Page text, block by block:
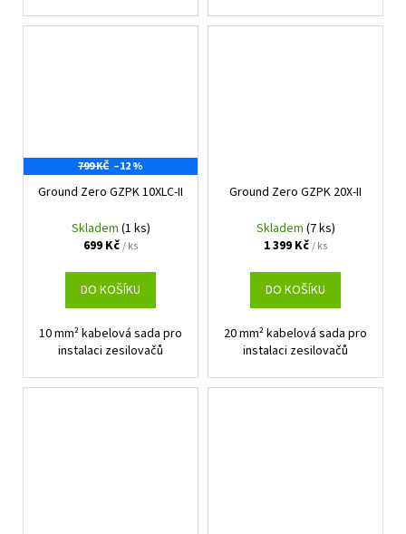
799 KČ –12 %
Ground Zero GZPK 10XLC-II
Skladem (1 ks)
699 Kč/ ks
DO KOŠÍKU
10 mm² kabelová sada pro
instalaci zesilovačů
Ground Zero GZPK 20X-II
Skladem (7 ks)
1 399 Kč/ ks
DO KOŠÍKU
20 mm² kabelová sada pro
instalaci zesilovačů